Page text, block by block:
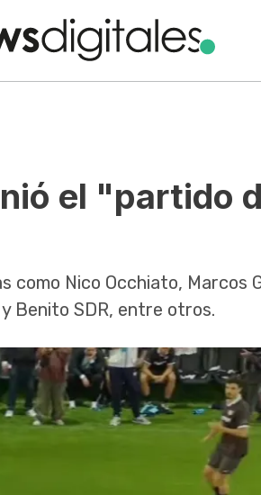
el "partido
Nico Occhiato, Marcos
Benito SDR, entre otros.